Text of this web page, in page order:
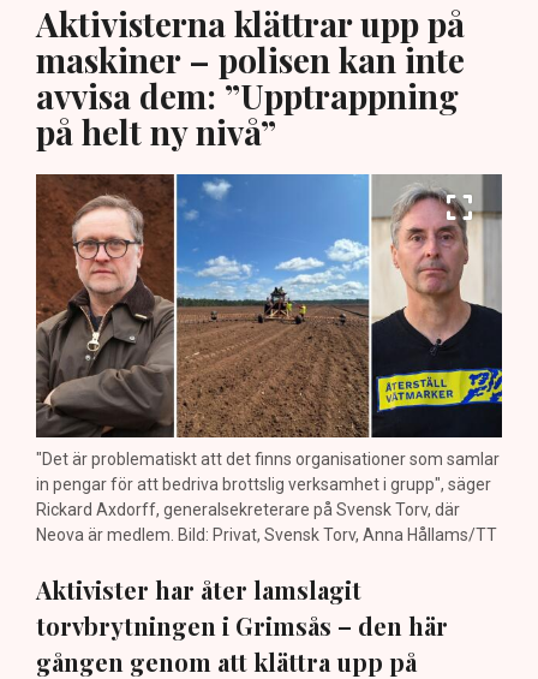
Aktivisterna klättrar upp på
maskiner – polisen kan inte
avvisa dem: ”Upptrappning
på helt ny nivå”
"Det är problematiskt att det finns organisationer som samlar
in pengar för att bedriva brottslig verksamhet i grupp", säger
Rickard Axdorff, generalsekreterare på Svensk Torv, där
Neova är medlem. Bild: Privat, Svensk Torv, Anna Hållams/TT
Aktivister har åter lamslagit
torvbrytningen i Grimsås – den här
gången genom att klättra upp på